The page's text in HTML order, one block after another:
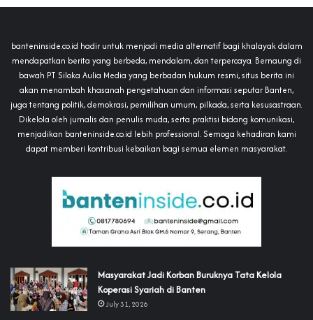
banteninside.co.id hadir untuk menjadi media alternatif bagi khalayak dalam
mendapatkan berita yang berbeda, mendalam, dan terpercaya. Bernaung di
bawah PT Siloka Aulia Media yang berbadan hukum resmi, situs berita ini
akan menambah khasanah pengetahuan dan informasi seputar Banten,
juga tentang politik, demokrasi, pemilihan umum, pilkada, serta kesusastraan.
Dikelola oleh jurnalis dan penulis muda, serta praktisi bidang komunikasi,
menjadikan banteninside.co.id lebih professional. Semoga kehadiran kami
dapat memberi kontribusi kebaikan bagi semua elemen masyarakat.
‎Masyarakat Jadi Korban Buruknya Tata Kelola
Koperasi Syariah di Banten
July 31, 2026